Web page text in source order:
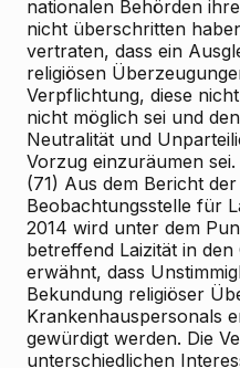
nationalen Behörden
nicht überschritten
vertraten, dass ein
religiösen
Verpflichtung, diese
nicht möglich sei und
Neutralität und
Vorzug einzuräumen sei.
(71) Aus dem Bericht
Beobachtungsstelle für
2014 wird unter dem
betreffend Laizität in
erwähnt, dass
Bekundung religiöser
Krankenhauspersonals
gewürdigt werden. Die
unterschiedlichen